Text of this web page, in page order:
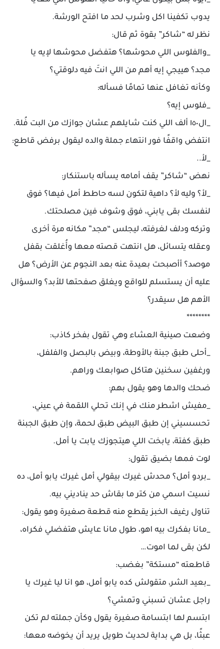
يدوب تكفينا اكل وشرب لحد ما افتح الورشة.
نظر له “شاكر” بقوة ثم قال:
_والفلوس اللي محوشها؟ هتفضل محوشها لإيه يا
مجد؟ هييجي إيه أهم من اللي انتَ فيه دلوقتي؟
وكأنه تغافل عنها تمامًا فسأله:
_فلوس إيه؟
_ال١٥٠ ألف اللي كنت شايلهم عشان جوازك من البت فُلة.
انتفض واقفًا فور انتهاء جملة والده ليقول برفض قاطع:
_لأ..
نهض “شاكر” يقف أمامه يسأله باستنكار:
_لأ؟ وليه لأ؟ داهية لتكون لسه حاطط أمل فيها؟ فوق
لنفسك بقى يابني، فوق وشوف فين مصلحتك.
وتركه ودلف لغرفته، ليجلس “مجد” مكانه مرة أخرى
وعقله يتسائل، هل انتهت قصته معها وأُغلقت بقفل
موصد؟ أأصبحت بعيدة عنه بعد النجوم عن الأرض؟ هل
عليه أن يستسلم للواقع ويغلق صفحتها للأبد؟ والسؤال
الأهم هل سيقدر؟
********
وضعت صينية العشاء وهي تقول بفخر كاذب:
_أحلى طبق جبنة بالأوطة، وبيض بالبصل والفلفل،
ورغفين سخنين هتاكل صوابعك وراهم.
ضحك والدها وهو يقول بهم:
_مفيش اشطر منك في إنك تحلي اللقمة في عيني،
تحسسيني إن طبق البيض طبق لحمة، وإن طبق الجبنة
طبق كفتة، يابخت اللي هيتجوزك يابت يا أمل.
لوت فمها بضيق تقول:
_بردو أمل؟ محدش غيرك بيقولي أمل غيرك يابو أمل، ده
نسيت اسمي من كتر ما بقاش حد يناديني بيه.
تناول رغيف الخبز يقطع منه قطعة صغيرة وهو يقول:
_مانا بفكرك بيه اهو، طول مانا عايش هتفضلي فكراه،
لكن بقى لما اموت…
قاطعته “مستكة” بغضب:
_بعيد الشر، متقولش كده يابو أمل، هو انا ليا غيرك يا
راجل عشان تسبني وتمشي؟
ابتسم لها ابتسامة صغيرة يقول وكأن جملته لم تكن
عبثًا، بل هي بداية لحديث طويل يريد أن يخوضه معها: